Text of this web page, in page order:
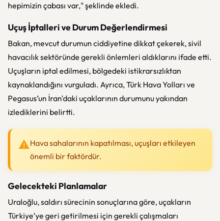
hepimizin çabası var," şeklinde ekledi.
Uçuş İptalleri ve Durum Değerlendirmesi
Bakan, mevcut durumun ciddiyetine dikkat çekerek, sivil
havacılık sektöründe gerekli önlemleri aldıklarını ifade etti.
Uçuşların iptal edilmesi, bölgedeki istikrarsızlıktan
kaynaklandığını vurguladı. Ayrıca, Türk Hava Yolları ve
Pegasus’un İran'daki uçaklarının durumunu yakından
izlediklerini belirtti.
Hava sahalarının kapatılması, uçuşları etkileyen
önemli bir faktördür.
Gelecekteki Planlamalar
Uraloğlu, saldırı sürecinin sonuçlarına göre, uçakların
Türkiye’ye geri getirilmesi için gerekli çalışmaları